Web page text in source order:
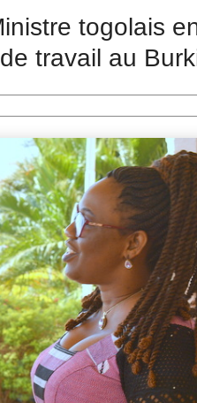
togolais
travail au